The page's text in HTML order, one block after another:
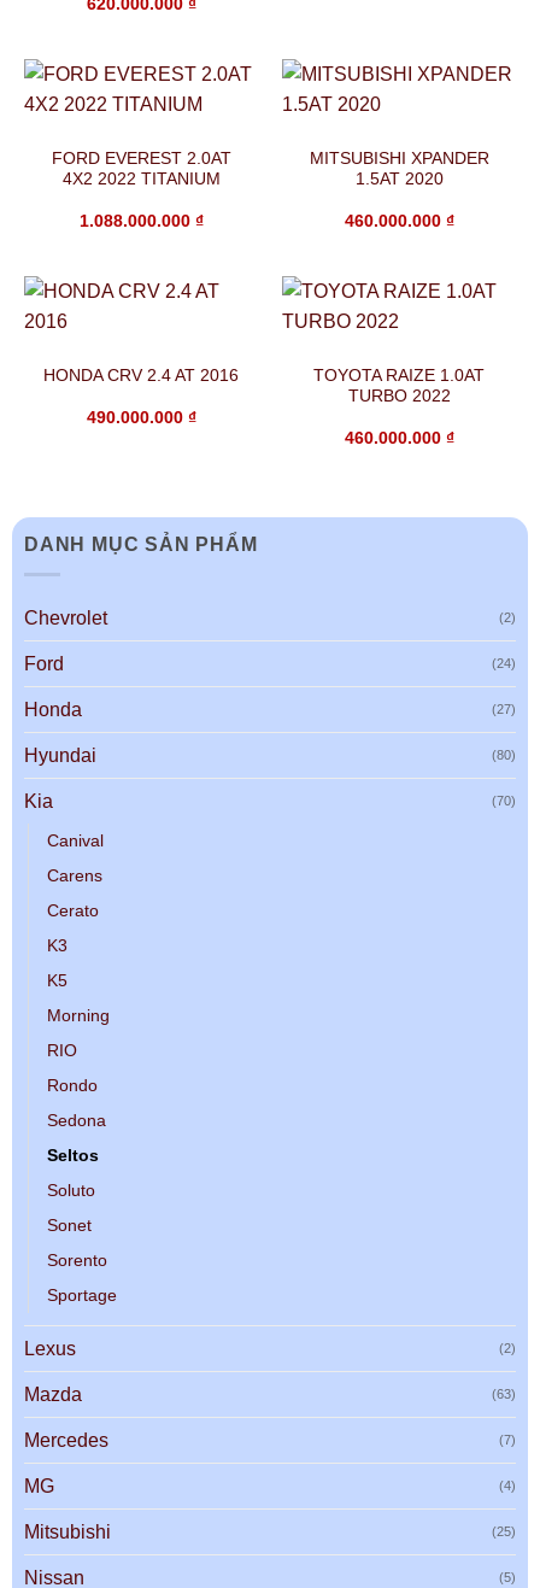
620.000.000 ₫
FORD EVEREST 2.0AT
4X2 2022 TITANIUM
1.088.000.000 ₫
MITSUBISHI XPANDER
1.5AT 2020
460.000.000 ₫
HONDA CRV 2.4 AT 2016
490.000.000 ₫
TOYOTA RAIZE 1.0AT
TURBO 2022
460.000.000 ₫
DANH MỤC SẢN PHẨM
Chevrolet (2)
Ford (24)
Honda (27)
Hyundai (80)
Kia (70)
Canival
Carens
Cerato
K3
K5
Morning
RIO
Rondo
Sedona
Seltos
Soluto
Sonet
Sorento
Sportage
Lexus (2)
Mazda (63)
Mercedes (7)
MG (4)
Mitsubishi (25)
Nissan (5)